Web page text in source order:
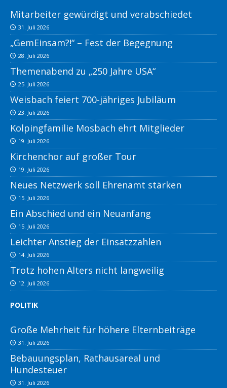
Mitarbeiter gewürdigt und verabschiedet
31. Juli 2026
„GemEinsam?!“ – Fest der Begegnung
28. Juli 2026
Themenabend zu „250 Jahre USA“
25. Juli 2026
Weisbach feiert 700-jähriges Jubiläum
23. Juli 2026
Kolpingfamilie Mosbach ehrt Mitglieder
19. Juli 2026
Kirchenchor auf großer Tour
19. Juli 2026
Neues Netzwerk soll Ehrenamt stärken
15. Juli 2026
Ein Abschied und ein Neuanfang
15. Juli 2026
Leichter Anstieg der Einsatzzahlen
14. Juli 2026
Trotz hohen Alters nicht langweilig
12. Juli 2026
POLITIK
Große Mehrheit für höhere Elternbeiträge
31. Juli 2026
Bebauungsplan, Rathausareal und
Hundesteuer
31. Juli 2026